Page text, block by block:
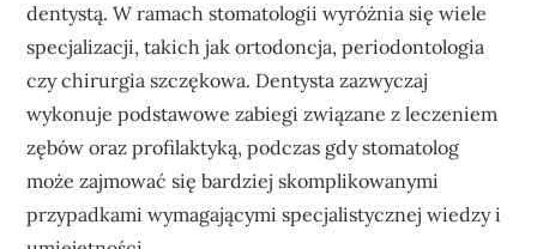
dentystą. W ramach stomatologii wyróżnia się wiele
specjalizacji, takich jak ortodoncja, periodontologia
czy chirurgia szczękowa. Dentysta zazwyczaj
wykonuje podstawowe zabiegi związane z leczeniem
zębów oraz profilaktyką, podczas gdy stomatolog
może zajmować się bardziej skomplikowanymi
przypadkami wymagającymi specjalistycznej wiedzy i